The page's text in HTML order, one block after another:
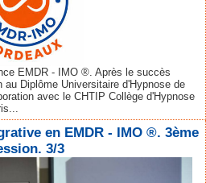
EMDR - IMO ®. Après le succès
Diplôme Universitaire d'Hypnose de
avec le CHTIP Collège d'Hypnose
en EMDR - IMO ®. 3ème
3/3